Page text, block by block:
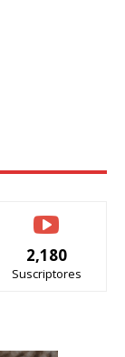
2,180
Suscriptores